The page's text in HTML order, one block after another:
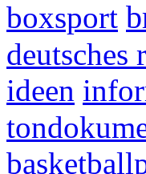
boxsport
ideen